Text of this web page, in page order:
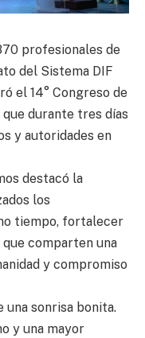
profesionales de
del Sistema DIF
el 14° Congreso de
durante tres días
y autoridades en
destacó la
los
tiempo, fortalecer
comparten una
y compromiso
una sonrisa bonita.
y una mayor